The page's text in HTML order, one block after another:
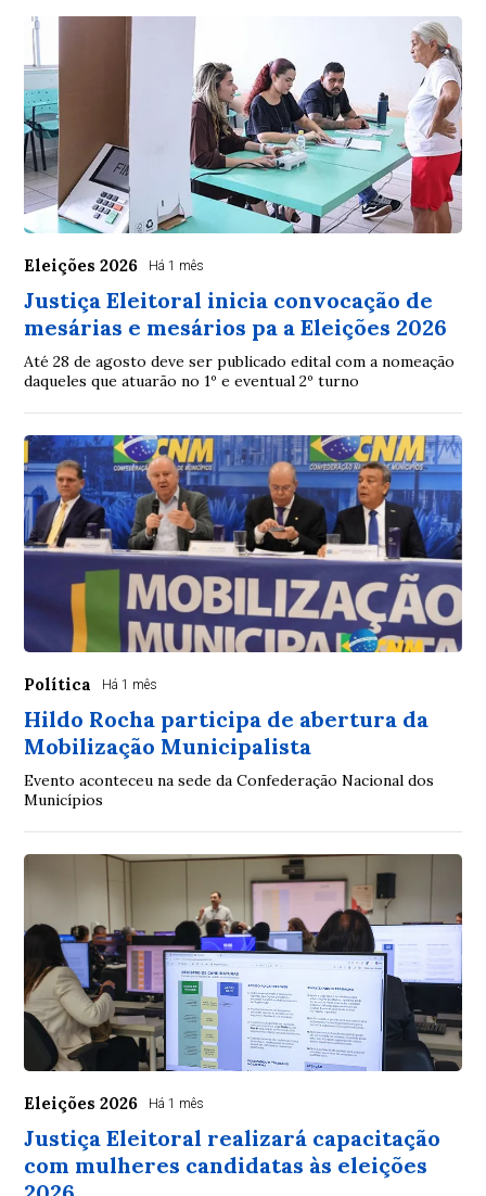
Eleições 2026 Há 1 mês
Justiça Eleitoral inicia convocação de
mesárias e mesários pa a Eleições 2026
Até 28 de agosto deve ser publicado edital com a nomeação
daqueles que atuarão no 1º e eventual 2º turno
Política Há 1 mês
Hildo Rocha participa de abertura da
Mobilização Municipalista
Evento aconteceu na sede da Confederação Nacional dos
Municípios
Eleições 2026 Há 1 mês
Justiça Eleitoral realizará capacitação
com mulheres candidatas às eleições